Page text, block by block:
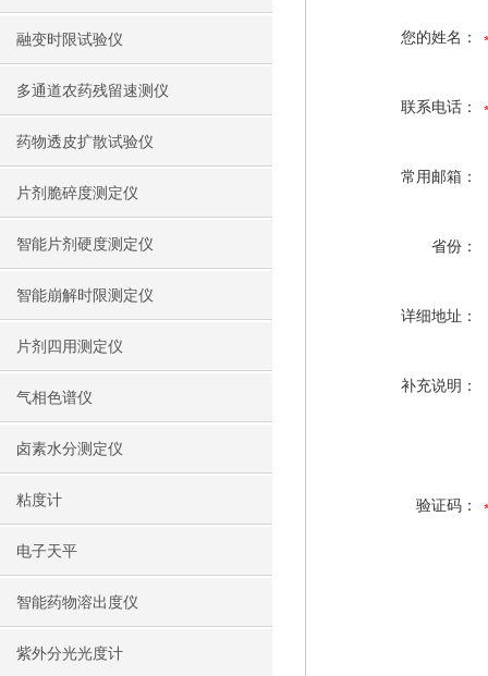
融变时限试验仪
多通道农药残留速测仪
药物透皮扩散试验仪
片剂脆碎度测定仪
智能片剂硬度测定仪
智能崩解时限测定仪
片剂四用测定仪
气相色谱仪
卤素水分测定仪
粘度计
电子天平
智能药物溶出度仪
紫外分光光度计
您的姓名：
联系电话：
常用邮箱：
省份：
详细地址：
补充说明：
验证码：